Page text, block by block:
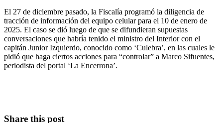
El 27 de diciembre pasado, la Fiscalía programó la diligencia de
tracción de información del equipo celular para el 10 de enero de
2025. El caso se dió luego de que se difundieran supuestas
conversaciones que habría tenido el ministro del Interior con el
capitán Junior Izquierdo, conocido como ‘Culebra’, en las cuales le
pidió que haga ciertos acciones para “controlar” a Marco Sifuentes,
periodista del portal ‘La Encerrona’.
Share this post